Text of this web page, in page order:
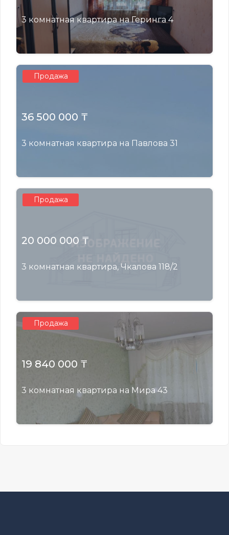
3 комнатная квартира на Геринга 4
Продажа
36 500 000 ₸
3 комнатная квартира на Павлова 31
Продажа
20 000 000 ₸
3 комнатная квартира, Чкалова 118/2
Продажа
19 840 000 ₸
3 комнатная квартира на Мира 43